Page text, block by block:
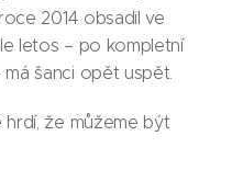
2014 obsadil ve
letos – po kompletní
šanci opět uspět.
hrdí, že můžeme být